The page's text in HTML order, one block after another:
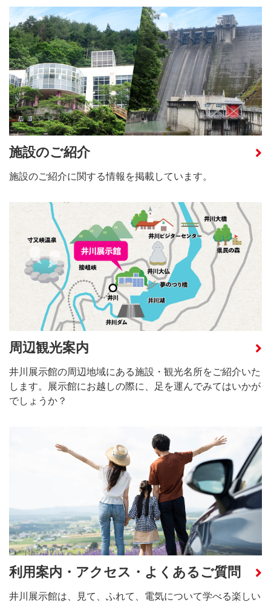
6月4日（木曜日）は通常どおり開館予定です。
ご迷惑をおかけいたしますが、ご理解いただきますようお
願いいたします。
【開館日】2026年3月1日（日曜日）
●開館時間 9時00分～16時00分
●休館日 毎週月曜日（祝日の場合は翌日）および12月～
2月（5月、8月、11月は無休）
施設のご紹介
施設のご紹介に関する情報を掲載しています。
周辺観光案内
井川展示館の周辺地域にある施設・観光名所をご紹介いた
します。展示館にお越しの際に、足を運んでみてはいかが
でしょうか？
利用案内・アクセス・よくあるご質問
井川展示館は、見て、ふれて、電気について学べる楽しい